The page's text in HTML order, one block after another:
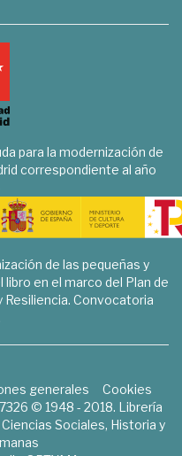
para la modernización de
correspondiente al año
de las pequeñas y
en el marco del Plan de
Resiliencia. Convocatoria
generales
Cookies
© 1948 - 2018. Librería
Sociales, Historia y